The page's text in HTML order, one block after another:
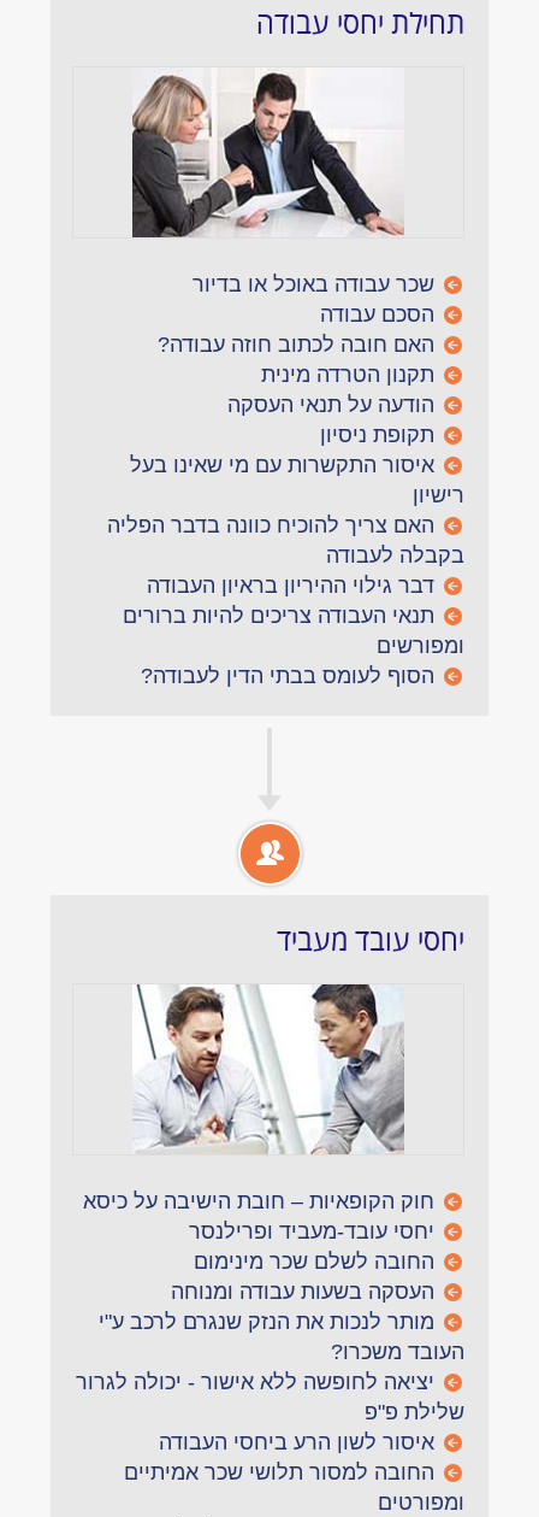
תחילת יחסי עבודה
שכר עבודה באוכל או בדיור
הסכם עבודה
האם חובה לכתוב חוזה עבודה?
תקנון הטרדה מינית
הודעה על תנאי העסקה
תקופת ניסיון
איסור התקשרות עם מי שאינו בעל
רישיון
האם צריך להוכיח כוונה בדבר הפליה
בקבלה לעבודה
דבר גילוי ההיריון בראיון העבודה
תנאי העבודה צריכים להיות ברורים
ומפורשים
הסוף לעומס בבתי הדין לעבודה?
יחסי עובד מעביד
חוק הקופאיות – חובת הישיבה על כיסא
יחסי עובד-מעביד ופרילנסר
החובה לשלם שכר מינימום
העסקה בשעות עבודה ומנוחה
מותר לנכות את הנזק שנגרם לרכב ע"י
העובד משכרו?
יציאה לחופשה ללא אישור - יכולה לגרור
שלילת פ"פ
איסור לשון הרע ביחסי העבודה
החובה למסור תלושי שכר אמיתיים
ומפורטים